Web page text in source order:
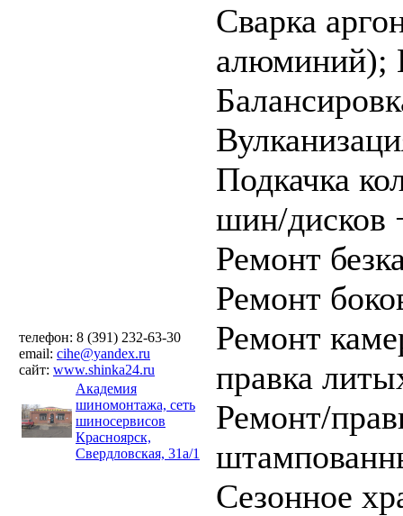
телефон: 8 (391) 232-63-30
email: cihe@yandex.ru
сайт: www.shinka24.ru
Академия
шиномонтажа, сеть
шиносервисов
Красноярск,
Свердловская, 31а/1
Cварка
алюминий);
Подкачка
шин/дисков
Ремонт
Ремонт
Ремонт
правка
Ремонт/
Сезонное